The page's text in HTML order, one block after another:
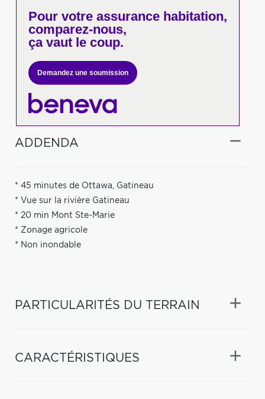
Pour votreassurance habitation,
comparez-nous,
ça vaut le coup.
Demandez une soumission
ADDENDA
* 45 minutes de Ottawa, Gatineau
* Vue sur la rivière Gatineau
* 20 min Mont Ste-Marie
* Zonage agricole
* Non inondable
PARTICULARITÉS DU TERRAIN
CARACTÉRISTIQUES